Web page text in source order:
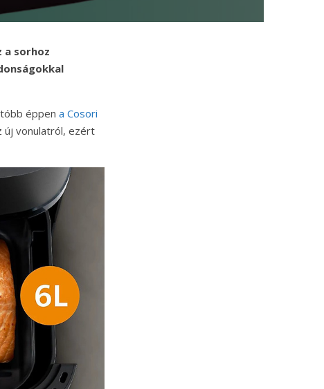
a sorhoz
éppen a Cosori
új vonulatról, ezért